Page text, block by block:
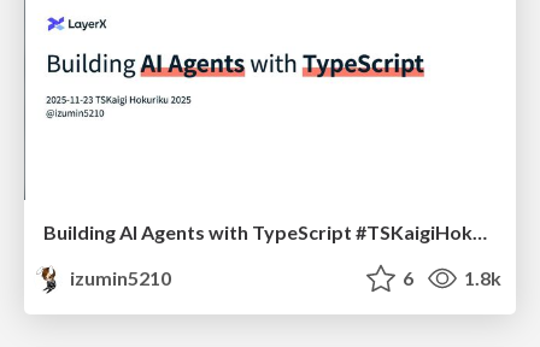
Building AI Agents with TypeScript #TSKaigiHokuriku
izumin5210
6 1.8k